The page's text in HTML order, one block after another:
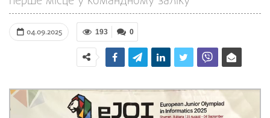
04.09.2025 0
193